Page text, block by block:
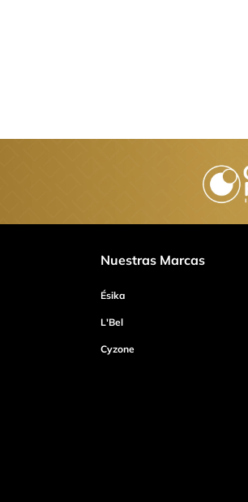
Nuestras Marcas
Ésika
L'Bel
Cyzone